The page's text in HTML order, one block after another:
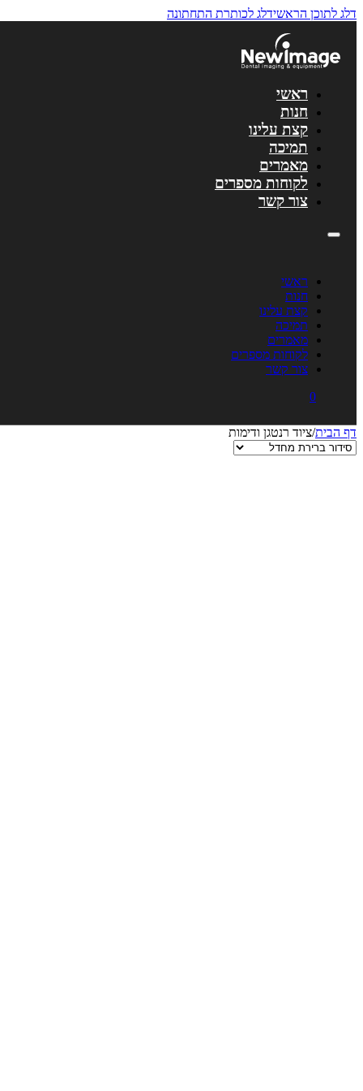
לתוכן
דלג לתוכן הראשידלג לכותרת התחתונה
ראשי
חנות
קצת עלינו
תמיכה
מאמרים
לקוחות מספרים
צור קשר
ראשי
חנות
קצת עלינו
תמיכה
מאמרים
לקוחות מספרים
צור קשר
0
דף הבית/ציוד רנטגן ודימות